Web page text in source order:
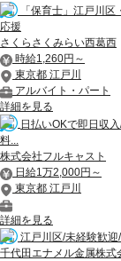
「保育士」江戸川
応援
さくらさくみらい西葛西
時給1,260円～
東京都 江戸川
アルバイト・パート
詳細を見る
日払いOKで即日収
料...
株式会社フルキャスト
日給1万2,000円～
東京都 江戸川
詳細を見る
江戸川区/未経験歓
千代田エナメル金属株式